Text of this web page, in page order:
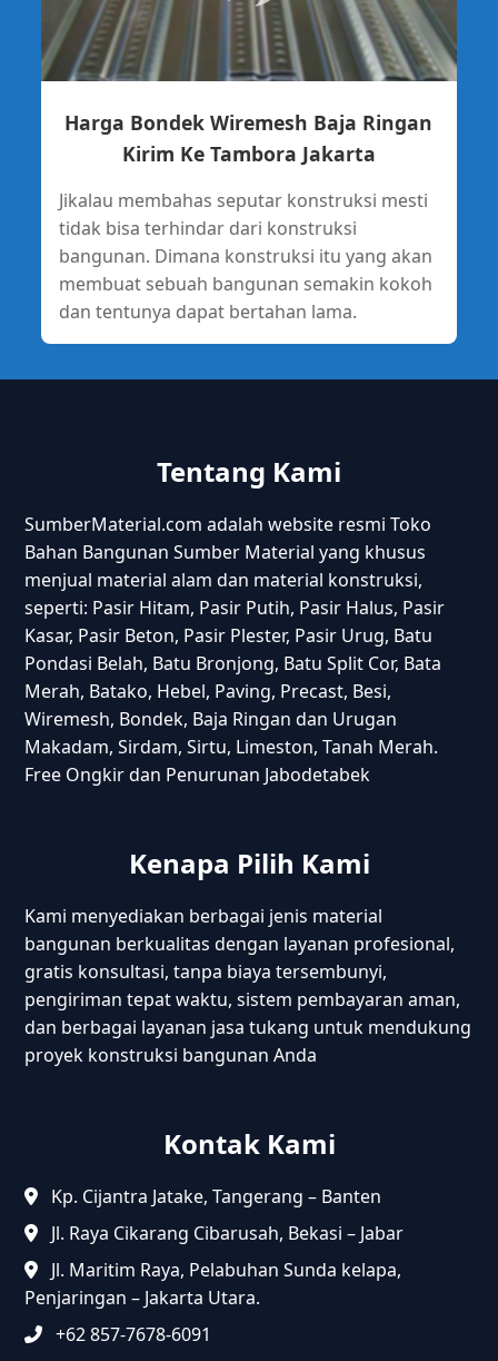
Harga Bondek Wiremesh Baja Ringan
Kirim Ke Tambora Jakarta
Jikalau membahas seputar konstruksi mesti
tidak bisa terhindar dari konstruksi
bangunan. Dimana konstruksi itu yang akan
membuat sebuah bangunan semakin kokoh
dan tentunya dapat bertahan lama.
Tentang Kami
SumberMaterial.com adalah website resmi Toko
Bahan Bangunan Sumber Material yang khusus
menjual material alam dan material konstruksi,
seperti: Pasir Hitam, Pasir Putih, Pasir Halus, Pasir
Kasar, Pasir Beton, Pasir Plester, Pasir Urug, Batu
Pondasi Belah, Batu Bronjong, Batu Split Cor, Bata
Merah, Batako, Hebel, Paving, Precast, Besi,
Wiremesh, Bondek, Baja Ringan dan Urugan
Makadam, Sirdam, Sirtu, Limeston, Tanah Merah.
Free Ongkir dan Penurunan Jabodetabek
Kenapa Pilih Kami
Kami menyediakan berbagai jenis material
bangunan berkualitas dengan layanan profesional,
gratis konsultasi, tanpa biaya tersembunyi,
pengiriman tepat waktu, sistem pembayaran aman,
dan berbagai layanan jasa tukang untuk mendukung
proyek konstruksi bangunan Anda
Kontak Kami
Kp. Cijantra Jatake, Tangerang – Banten
Jl. Raya Cikarang Cibarusah, Bekasi – Jabar
Jl. Maritim Raya, Pelabuhan Sunda kelapa,
Penjaringan – Jakarta Utara.
+62 857-7678-6091